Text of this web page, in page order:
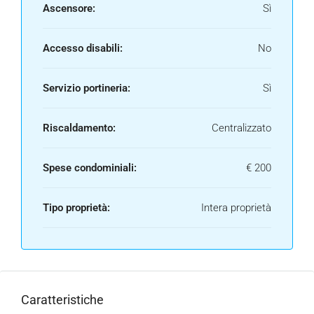
Ascensore: Sì
Accesso disabili: No
Servizio portineria: Sì
Riscaldamento: Centralizzato
Spese condominiali: € 200
Tipo proprietà: Intera proprietà
Caratteristiche